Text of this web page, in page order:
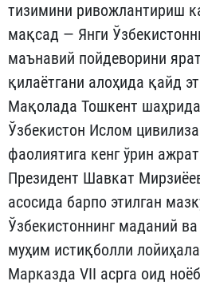
тизимини ривожлантириш
мақсад — Янги
маънавий пойдеворини
қилаётгани алоҳида қайд
Мақолада Тошкент шаҳрида
Ўзбекистон Ислом
фаолиятига кенг ўрин
Президент Шавкат
асосида барпо этилган
Ўзбекистоннинг маданий
муҳим истиқболли
Марказда VII асрга оид